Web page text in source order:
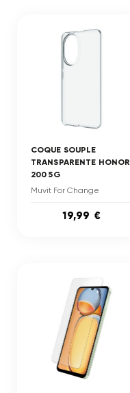
COQUE SOUPLE
TRANSPARENTE HONOR
200 5G
Muvit For Change
19,99 €